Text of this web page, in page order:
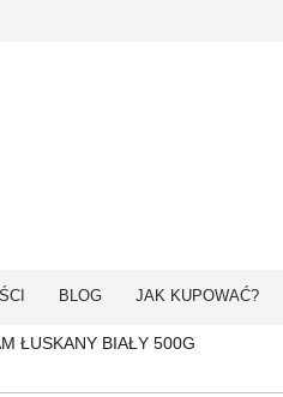
BLOG JAK KUPOWAĆ?
ŁUSKANY BIAŁY 500G